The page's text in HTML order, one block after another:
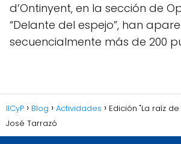
d’Ontinyent, en la sección de
“Delante del espejo”, han
secuencialmente más de 200
IICyP Blog Actividades
Edición "La raíz
José Tarrazó